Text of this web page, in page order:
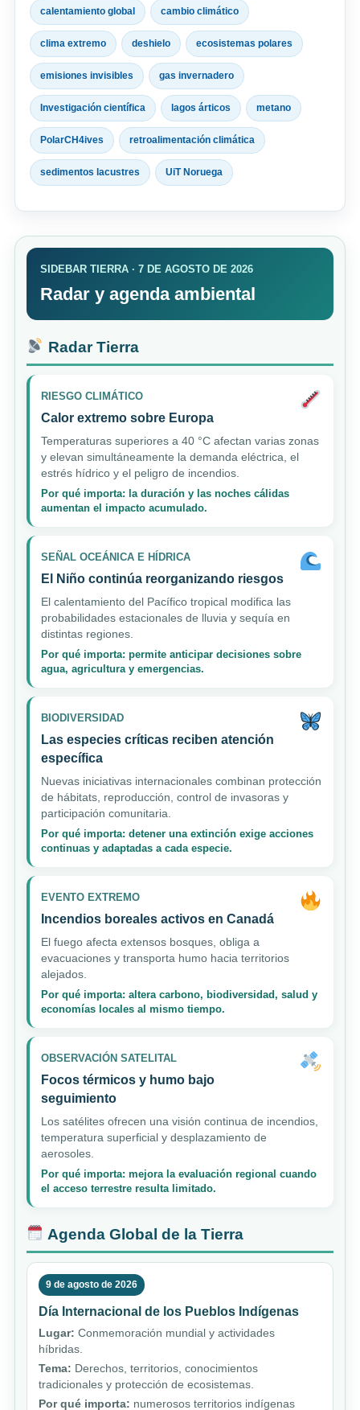
calentamiento global cambio climático
clima extremo deshielo ecosistemas polares
emisiones invisibles gas invernadero
Investigación científica lagos árticos metano
PolarCH4ives retroalimentación climática
sedimentos lacustres UiT Noruega
SIDEBAR TIERRA · 7 DE AGOSTO DE 2026
Radar y agenda ambiental
Radar Tierra
RIESGO CLIMÁTICO
Calor extremo sobre Europa
Temperaturas superiores a 40 °C afectan varias zonas
y elevan simultáneamente la demanda eléctrica, el
estrés hídrico y el peligro de incendios.
Por qué importa: la duración y las noches cálidas
aumentan el impacto acumulado.
SEÑAL OCEÁNICA E HÍDRICA
El Niño continúa reorganizando riesgos
El calentamiento del Pacífico tropical modifica las
probabilidades estacionales de lluvia y sequía en
distintas regiones.
Por qué importa: permite anticipar decisiones sobre
agua, agricultura y emergencias.
BIODIVERSIDAD
Las especies críticas reciben atención
específica
Nuevas iniciativas internacionales combinan protección
de hábitats, reproducción, control de invasoras y
participación comunitaria.
Por qué importa: detener una extinción exige acciones
continuas y adaptadas a cada especie.
EVENTO EXTREMO
Incendios boreales activos en Canadá
El fuego afecta extensos bosques, obliga a
evacuaciones y transporta humo hacia territorios
alejados.
Por qué importa: altera carbono, biodiversidad, salud y
economías locales al mismo tiempo.
OBSERVACIÓN SATELITAL
Focos térmicos y humo bajo
seguimiento
Los satélites ofrecen una visión continua de incendios,
temperatura superficial y desplazamiento de
aerosoles.
Por qué importa: mejora la evaluación regional cuando
el acceso terrestre resulta limitado.
Agenda Global de la Tierra
9 de agosto de 2026
Día Internacional de los Pueblos Indígenas
Lugar: Conmemoración mundial y actividades
híbridas.
Tema: Derechos, territorios, conocimientos
tradicionales y protección de ecosistemas.
Por qué importa: numerosos territorios indígenas